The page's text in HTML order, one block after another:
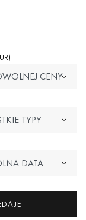
CENY
TYPY
DATA